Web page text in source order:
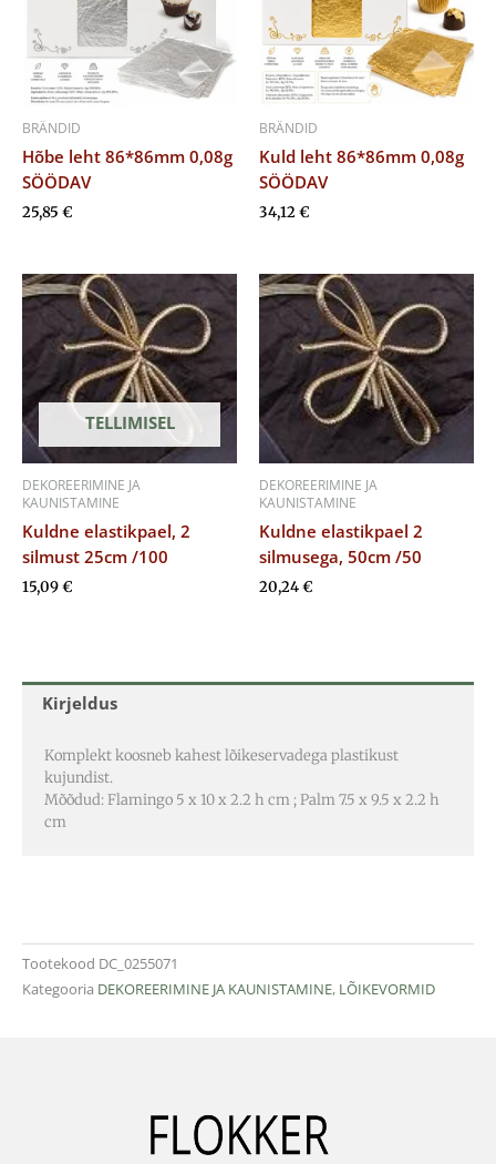
Kirjeldus
Komplekt koosneb kahest lõikeservadega plastikust
kujundist.
Mõõdud: Flamingo 5 x 10 x 2.2 h cm ; Palm 7.5 x 9.5 x 2.2 h
cm
Tootekood DC_0255071
Kategooria DEKOREERIMINE JA KAUNISTAMINE, LÕIKEVORMID
BRÄNDID
Hõbe leht 86*86mm 0,08g
SÖÖDAV
25,85 €
BRÄNDID
Kuld leht 86*86mm 0,08g
SÖÖDAV
34,12€
TELLIMISEL
DEKOREERIMINE JA
KAUNISTAMINE
Kuldne elastikpael, 2
silmust 25cm /100
15,09€
DEKOREERIMINE JA
KAUNISTAMINE
Kuldne elastikpael 2
silmusega, 50cm /50
20,24€